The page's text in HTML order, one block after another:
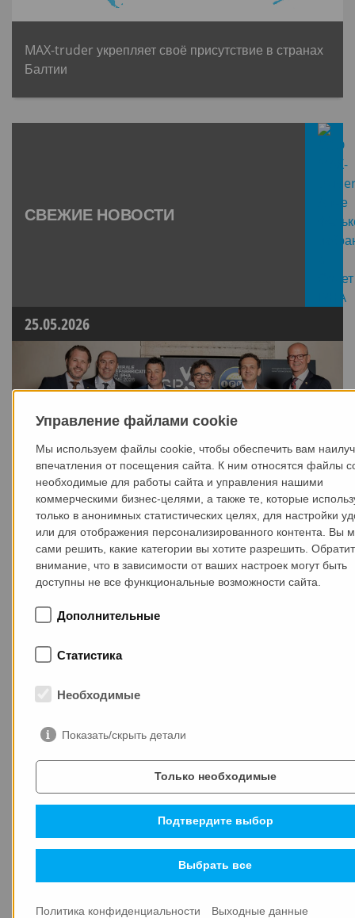
MAX-truder укрепляет своё присутствие в странах
Балтии
СВЕЖИЕ НОВОСТИ
25.05.2026
COO MAX-truder Арне Фёлькер избран в Совет
IPHA
СВЕЖИЕ НОВОСТИ
Управление файлами cookie
Мы используем файлы cookie, чтобы обеспечить вам
впечатления от посещения сайта. К ним относятся файлы
необходимые для работы сайта и управления нашими
коммерческими бизнес-целями, а также те, которые
только в анонимных статистических целях, для настройки
или для отображения персонализированного контента. Вы
сами решить, какие категории вы хотите разрешить.
внимание, что в зависимости от ваших настроек могут быть
доступны не все функциональные возможности сайта.
Дополнительные
Статистика
Необходимые
Показать/скрыть детали
Только необходимые
Подтвердите выбор
Выбрать все
Политика конфиденциальности Выходные данные